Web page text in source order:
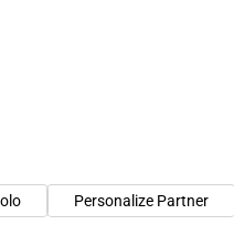
Personalize Partner